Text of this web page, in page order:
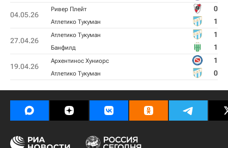
04.05.26
Ривер Плейт 0
Атлетико Тукуман 1
27.04.26
Атлетико Тукуман 1
Банфилд 1
19.04.26
Архентинос Хуниорс 1
Атлетико Тукуман 0